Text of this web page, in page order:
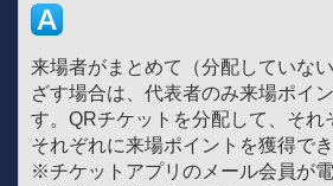
来場者がまとめて（分配していな
ざす場合は、代表者のみ来場ポイ
す。QRチケットを分配して、それ
それぞれに来場ポイントを獲得でき
※チケットアプリのメール会員が